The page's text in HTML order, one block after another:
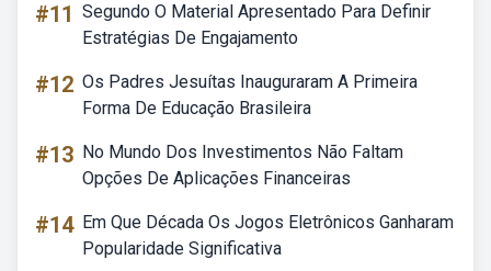
#11 Segundo O Material Apresentado Para Definir
Estratégias De Engajamento
#12 Os Padres Jesuítas Inauguraram A Primeira
Forma De Educação Brasileira
#13 No Mundo Dos Investimentos Não Faltam
Opções De Aplicações Financeiras
#14 Em Que Década Os Jogos Eletrônicos Ganharam
Popularidade Significativa